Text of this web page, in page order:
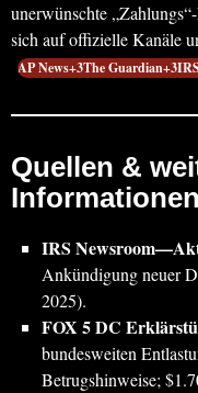
unerwünschte
sich auf offizielle Kanäle
AP News+3The
Quellen &
Informationen
IRS
Ankündigung neuer
2025).
FOX 5 DC
bundesweiten
Betrugshinweise;